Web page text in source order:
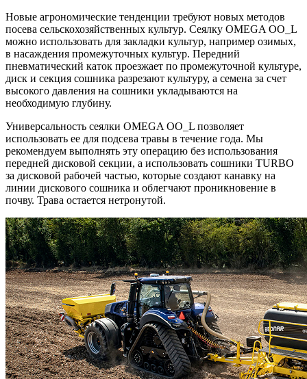
Новые агрономические тенденции требуют новых методов
посева сельскохозяйственных культур. Сеялку OMEGA OO_L
можно использовать для закладки культур, например озимых,
в насаждения промежуточных культур. Передний
пневматический каток проезжает по промежуточной культуре,
диск и секция сошника разрезают культуру, а семена за счет
высокого давления на сошники укладываются на
необходимую глубину.
Универсальность сеялки OMEGA OO_L позволяет
использовать ее для подсева травы в течение года. Мы
рекомендуем выполнять эту операцию без использования
передней дисковой секции, а использовать сошники TURBO
за дисковой рабочей частью, которые создают канавку на
линии дискового сошника и облегчают проникновение в
почву. Трава остается нетронутой.